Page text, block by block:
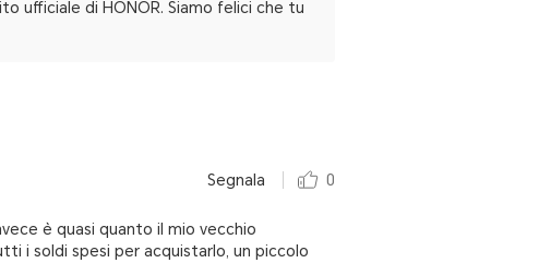
ufficiale di HONOR. Siamo felici che tu
Segnala 0
è quasi quanto il mio vecchio
i soldi spesi per acquistarlo, un piccolo